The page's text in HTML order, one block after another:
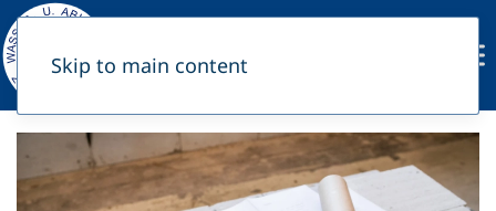
Skip to main content